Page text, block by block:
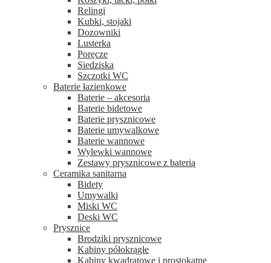
Relingi
Kubki, stojaki
Dozowniki
Lusterka
Poręcze
Siedziska
Szczotki WC
Baterie łazienkowe
Baterie – akcesoria
Baterie bidetowe
Baterie prysznicowe
Baterie umywalkowe
Baterie wannowe
Wylewki wannowe
Zestawy prysznicowe z baterią
Ceramika sanitarna
Bidety
Umywalki
Miski WC
Deski WC
Prysznice
Brodziki prysznicowe
Kabiny półokrągłe
Kabiny kwadratowe i prostokątne